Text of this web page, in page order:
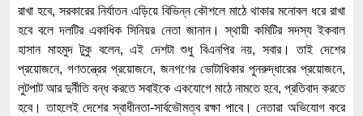
রাখা হবে, সরকারের নির্যাতন এড়িয়ে বিভিন্ন কৌশলে মাঠে থাকার মনোবল ধরে রাখা
হবে বলে দলটির একাধিক সিনিয়র নেতা জানান। স্থায়ী কমিটির সদস্য ইকবাল
হাসান মাহমুদ টুকু বলেন, এই দেশটা শুধু বিএনপির নয়, সবার। তাই দেশের
প্রয়োজনে, গণতন্ত্রের প্রয়োজনে, জনগণের ভোটাধিকার পুনরুদ্ধারের প্রয়োজনে,
লুটপাট আর দুর্নীতি বন্ধ করতে সবাইকে একযোগে মাঠে নামতে হবে, প্রতিবাদ করতে
হবে। তাহলেই দেশের স্বাধীনতা-সার্বভৌমত্ব রক্ষা পাবে। নেতারা অভিযোগ করে